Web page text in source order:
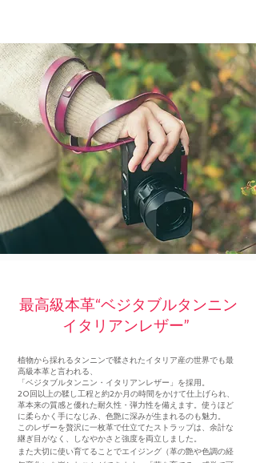
最高級本革“ベジタブルタンニン
イタリアンレザー”
植物から採れるタンニンで鞣されたイタリア産の世界でも最
高級本革と言われる、
「ベジタブルタンニン・イタリアンレザー」を採用。
​​20回以上の鞣し工程と約2か月の時間をかけて仕上げられ、
革本来の質感と優れた耐久性・弾力性を備えます。使うほど
に柔らかく手になじみ、色艶に深みが生まれるのも魅力。
このレザーを贅沢に一枚革で仕立てたストラップは、余計な
継ぎ目がなく、しなやかさと強度を両立しました。
また大切に使い育てることでエイジング（革の艶や色調の経